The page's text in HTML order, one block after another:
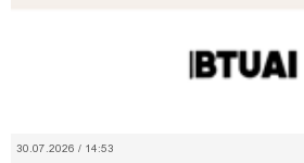
30.07.2026 / 14:53